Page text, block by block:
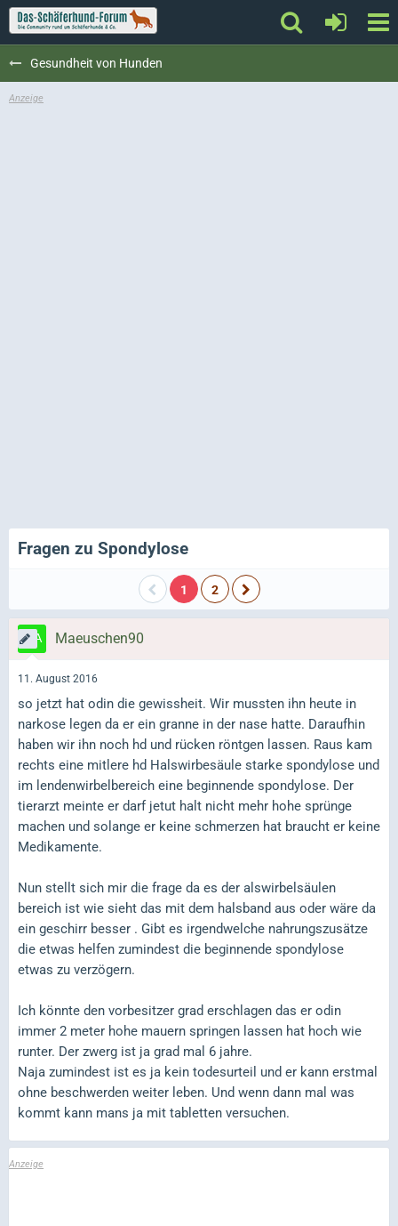
Gesundheit von Hunden
Fragen zu Spondylose
1 2
Maeuschen90
11. August 2016
so jetzt hat odin die gewissheit. Wir mussten ihn heute in
narkose legen da er ein granne in der nase hatte. Daraufhin
haben wir ihn noch hd und rücken röntgen lassen. Raus kam
rechts eine mitlere hd Halswirbesäule starke spondylose und
im lendenwirbelbereich eine beginnende spondylose. Der
tierarzt meinte er darf jetut halt nicht mehr hohe sprünge
machen und solange er keine schmerzen hat braucht er keine
Medikamente.
Nun stellt sich mir die frage da es der alswirbelsäulen
bereich ist wie sieht das mit dem halsband aus oder wäre da
ein geschirr besser . Gibt es irgendwelche nahrungszusätze
die etwas helfen zumindest die beginnende spondylose
etwas zu verzögern.
Ich könnte den vorbesitzer grad erschlagen das er odin
immer 2 meter hohe mauern springen lassen hat hoch wie
runter. Der zwerg ist ja grad mal 6 jahre.
Naja zumindest ist es ja kein todesurteil und er kann erstmal
ohne beschwerden weiter leben. Und wenn dann mal was
kommt kann mans ja mit tabletten versuchen.